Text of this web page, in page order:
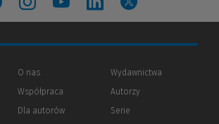
okno)
innej strony)
(Nowe okno)
(Link do innej strony)(Nowe okno)
(Link do innej strony)(Nowe okno)
(Link do innej strony)(Nowe okno)
(Link do innej strony)
O nas
Współpraca
Dla autorów(Nowe
(Link
Wydawnictwa
Autorzy
Serie